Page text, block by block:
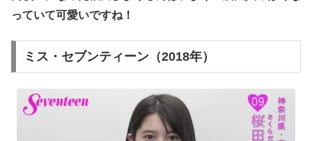
っていて可愛いですね！
ミス・セブンティーン（2018年）